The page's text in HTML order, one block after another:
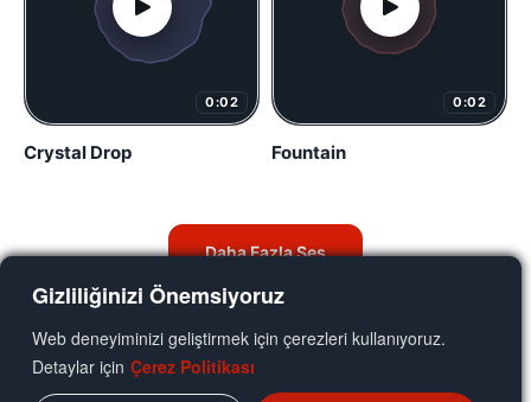
Gizliliğinizi Önemsiyoruz
Web deneyiminizi geliştirmek için çerezleri kullanıyoruz.
Detaylar için Çerez Politikası
0:02
Crystal Drop
0:02
Fountain
Daha Fazla Ses